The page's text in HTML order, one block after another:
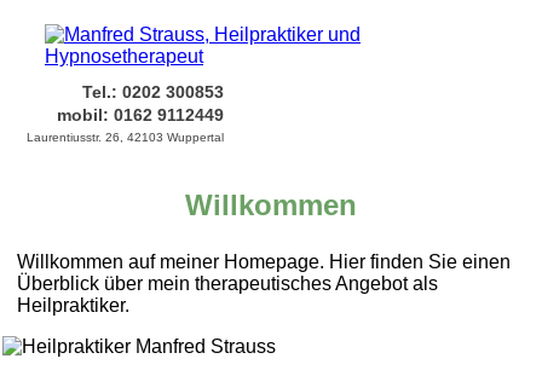
Tel.: 0202 300853
mobil: 0162 9112449
Laurentiusstr. 26, 42103 Wuppertal
Willkommen
Willkommen auf meiner Homepage. Hier finden Sie einen
Überblick über mein therapeutisches Angebot als
Heilpraktiker.